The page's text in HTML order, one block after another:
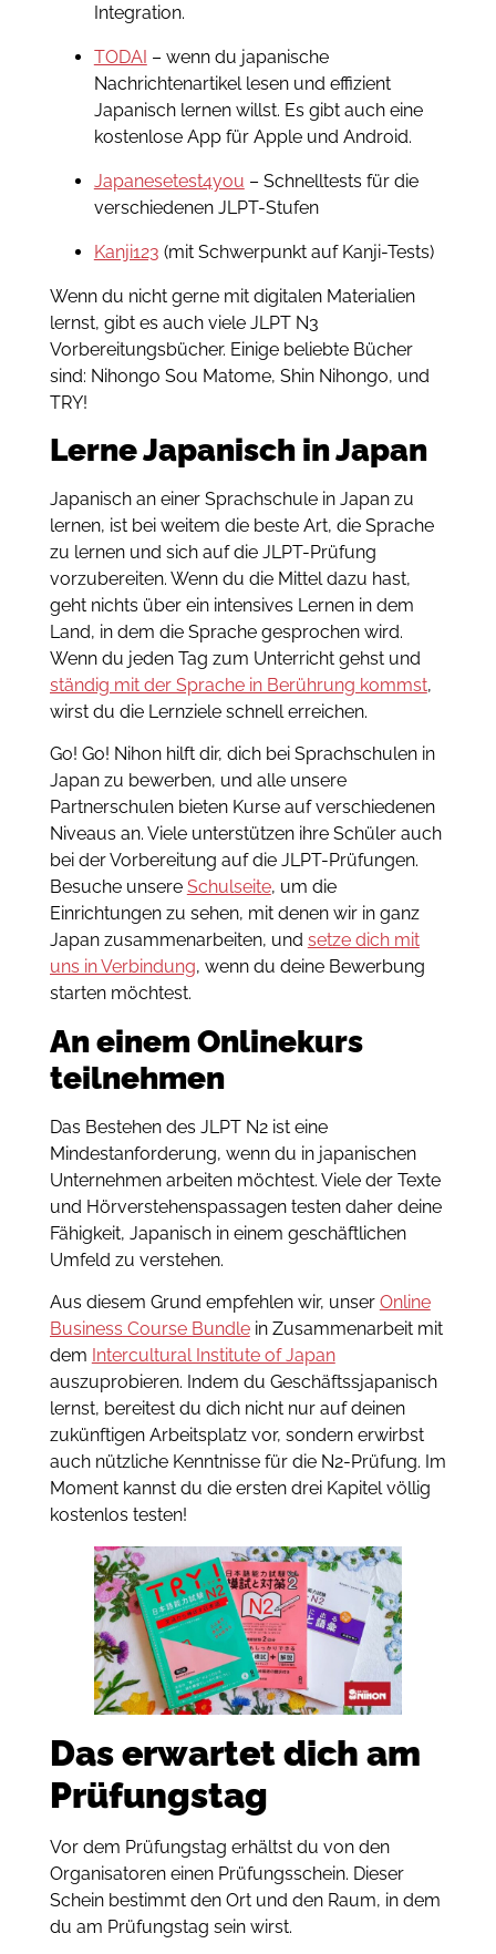
Integration.
TODAI – wenn du japanische
Nachrichtenartikel lesen und effizient
Japanisch lernen willst. Es gibt auch eine
kostenlose App für Apple und Android.
Japanesetest4you – Schnelltests für die
verschiedenen JLPT-Stufen
Kanji123 (mit Schwerpunkt auf Kanji-Tests)
Wenn du nicht gerne mit digitalen Materialien
lernst, gibt es auch viele JLPT N3
Vorbereitungsbücher. Einige beliebte Bücher
sind: Nihongo Sou Matome, Shin Nihongo, und
TRY!
Lerne Japanisch in Japan
Japanisch an einer Sprachschule in Japan zu
lernen, ist bei weitem die beste Art, die Sprache
zu lernen und sich auf die JLPT-Prüfung
vorzubereiten. Wenn du die Mittel dazu hast,
geht nichts über ein intensives Lernen in dem
Land, in dem die Sprache gesprochen wird.
Wenn du jeden Tag zum Unterricht gehst und
ständig mit der Sprache in Berührung kommst,
wirst du die Lernziele schnell erreichen.
Go! Go! Nihon hilft dir, dich bei Sprachschulen in
Japan zu bewerben, und alle unsere
Partnerschulen bieten Kurse auf verschiedenen
Niveaus an. Viele unterstützen ihre Schüler auch
bei der Vorbereitung auf die JLPT-Prüfungen.
Besuche unsere Schulseite, um die
Einrichtungen zu sehen, mit denen wir in ganz
Japan zusammenarbeiten, und setze dich mit
uns in Verbindung, wenn du deine Bewerbung
starten möchtest.
An einem Onlinekurs
teilnehmen
Das Bestehen des JLPT N2 ist eine
Mindestanforderung, wenn du in japanischen
Unternehmen arbeiten möchtest. Viele der Texte
und Hörverstehenspassagen testen daher deine
Fähigkeit, Japanisch in einem geschäftlichen
Umfeld zu verstehen.
Aus diesem Grund empfehlen wir, unser Online
Business Course Bundlein Zusammenarbeit mit
dem Intercultural Institute of Japan
auszuprobieren. Indem du Geschäftssjapanisch
lernst, bereitest du dich nicht nur auf deinen
zukünftigen Arbeitsplatz vor, sondern erwirbst
auch nützliche Kenntnisse für die N2-Prüfung. Im
Moment kannst du die ersten drei Kapitel völlig
kostenlos testen!
Das erwartet dich am
Prüfungstag
Vor dem Prüfungstag erhältst du von den
Organisatoren einen Prüfungsschein. Dieser
Schein bestimmt den Ort und den Raum, in dem
du am Prüfungstag sein wirst.